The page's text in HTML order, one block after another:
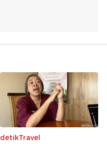
detikTravel